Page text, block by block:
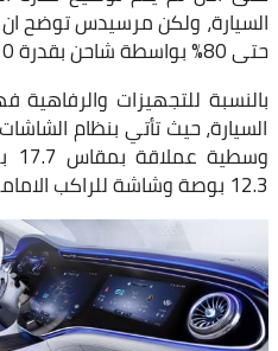
حتى 80% بواسطة شاحن بقدرة 110 كيلو وات في 35 دقيقة.
بالنسبة للتجهيزات
السيارة، حيث تأتي بنظام
12.3 بوصة وشاشة للراكب الامامي بمقاس 12.3 بوصة ايضًا.